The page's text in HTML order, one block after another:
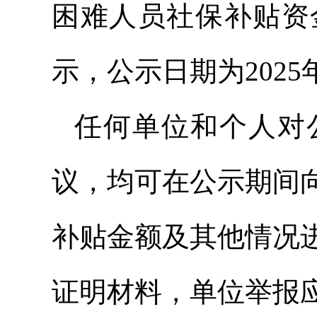
困难人员社保补贴
示，公示日期为2025
任何单位和个人对
议，均可在公示期间
补贴金额及其他情况
证明材料，单位举报